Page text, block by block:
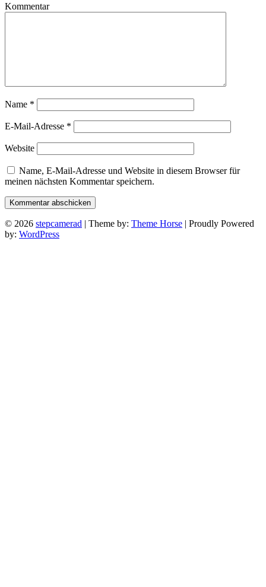
Kommentar
Name *
E-Mail-Adresse *
Website
Name, E-Mail-Adresse und Website in diesem Browser für
meinen nächsten Kommentar speichern.
© 2026 stepcamerad | Theme by: Theme Horse | Proudly Powered
by: WordPress